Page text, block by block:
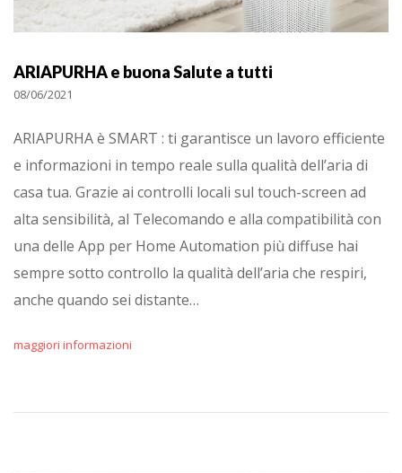
ARIAPURHA e buona Salute a tutti
08/06/2021
ARIAPURHA è SMART : ti garantisce un lavoro efficiente
e informazioni in tempo reale sulla qualità dell’aria di
casa tua. Grazie ai controlli locali sul touch-screen ad
alta sensibilità, al Telecomando e alla compatibilità con
una delle App per Home Automation più diffuse hai
sempre sotto controllo la qualità dell’aria che respiri,
anche quando sei distante…
maggiori informazioni